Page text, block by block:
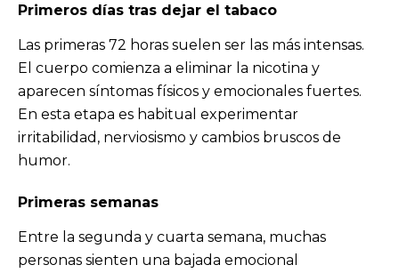
Primeros días tras dejar el tabaco
Las primeras 72 horas suelen ser las más intensas.
El cuerpo comienza a eliminar la nicotina y
aparecen síntomas físicos y emocionales fuertes.
En esta etapa es habitual experimentar
irritabilidad, nerviosismo y cambios bruscos de
humor.
Primeras semanas
Entre la segunda y cuarta semana, muchas
personas sienten una bajada emocional